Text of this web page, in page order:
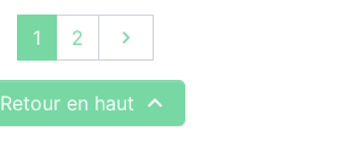
1 2 Suivant

Retour en haut 